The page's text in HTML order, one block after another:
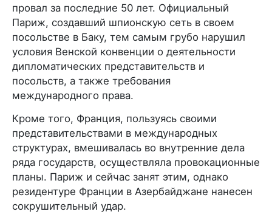
провал за последние 50 лет. Официальный
Париж, создавший шпионскую сеть в своем
посольстве в Баку, тем самым грубо нарушил
условия Венской конвенции о деятельности
дипломатических представительств и
посольств, а также требования
международного права.
Кроме того, Франция, пользуясь своими
представительствами в международных
структурах, вмешивалась во внутренние дела
ряда государств, осуществляла провокационные
планы. Париж и сейчас занят этим, однако
резидентуре Франции в Азербайджане нанесен
сокрушительный удар.